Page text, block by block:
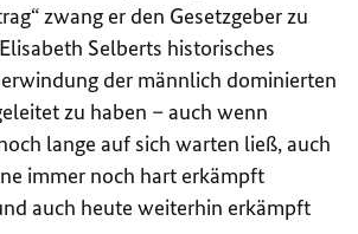
zwang er den Gesetzgeber zu
Selberts historisches
der männlich dominierten
zu haben – auch wenn
lange auf sich warten ließ, auch
immer noch hart erkämpft
auch heute weiterhin erkämpft